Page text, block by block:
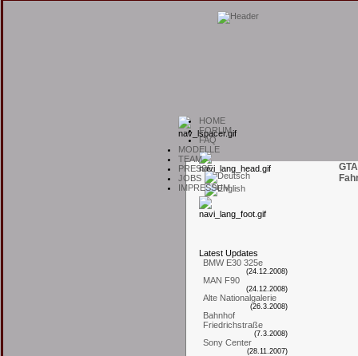
HOME
FORUM
FAQ
MODELLE
TEAM
PRESSE
JOBS
IMPRESSUM
L atest Updates
BMW E30 325e
(24.12.2008)
MAN F90
(24.12.2008)
Alte Nationalgalerie
(26.3.2008)
Bahnhof
Friedrichstraße
(7.3.2008)
Sony Center
(28.11.2007)